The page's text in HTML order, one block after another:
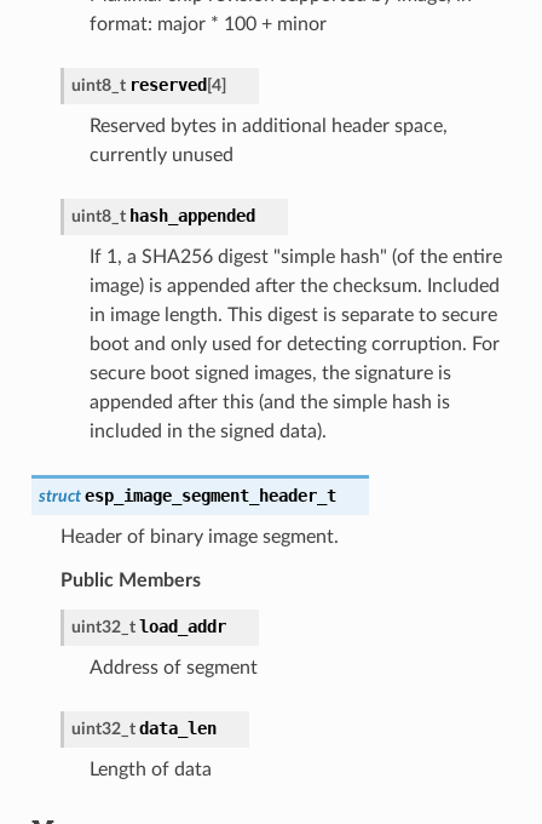
format: major * 100 + minor
uint8_t reserved [4]
Reserved bytes in additional header space,
currently unused
uint8_t hash_appended
If 1, a SHA256 digest "simple hash" (of the entire
image) is appended after the checksum. Included
in image length. This digest is separate to secure
boot and only used for detecting corruption. For
secure boot signed images, the signature is
appended after this (and the simple hash is
included in the signed data).
struct esp_image_segment_header_t
Header of binary image segment.
Public Members
uint32_t load_addr
Address of segment
uint32_t data_len
Length of data